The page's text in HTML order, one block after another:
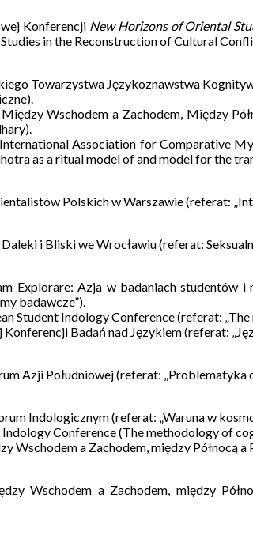
Konferencji New Horizons of Oriental
in the Reconstruction of Cultural
Towarzystwa Językoznawstwa
Wschodem a Zachodem, Między
Association for Comparative
as a ritual model of and model for the
Polskich w Warszawie (referat:
i Bliski we Wrocławiu (referat:
Explorare: Azja w badaniach studentów
badawcze”).
Student Indology Conference (referat:
Konferencji Badań nad Językiem (referat:
Azji Południowej (referat:
Indologicznym (referat: „Waruna w
Conference (The methodology of
Wschodem a Zachodem, między Północą
Wschodem a Zachodem, między